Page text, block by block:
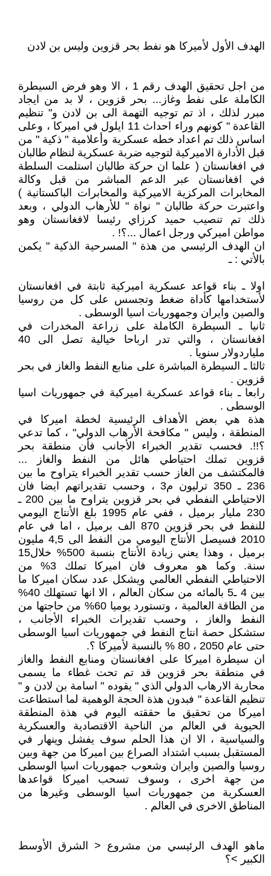
الهدف الأول لأميركا هو نفط بحر قزوين وليس بن لادن
من اجل تحقيق الهدف رقم 1 ، الا وهو فرض السيطرة
الكاملة على نفط وغاز... بحر قزوين ، لا بد من ايجاد
مبرر لذلك ، اذ تم توجيه التهمة الى بن لادن و" تنظيم
القاعدة " كونهم وراء احداث 11 ايلول في اميركا ، وعلى
اساس ذلك تم اعداد خطه عسكرية وأعلامية " ذكية " من
قبل الأدارة الاميركية لتوجيه ضربة عسكرية لنظام طالبان
في افغانستان ( علما ان حركة طالبان استلمت السلطة
في افغانستان عبر الدعم المباشر من قبل وكالة
المخابرات المركزية الاميركية والمخابرات الباكستانية )
واعتبرت حركة طالبان " نواة " للأرهاب الدولي ، وبعد
ذلك تم تنصيب حميد كرزاي رئيسا لافغانستان وهو
مواطن اميركي ورجل اعمال ...؟! .
ان الهدف الرئيسي من هذة " المسرحية الذكية " يكمن
بالأتي : ـ
اولا ـ بناء قواعد عسكرية اميركية ثابتة في افغانستان
لأستخدامها كأداة ضغط وتجسس على كل من روسيا
والصين وايران وجمهوريات اسيا الوسطى .
ثانيا ـ السيطرة الكاملة على زراعة المخدرات في
افغانستان ، والتي تدر ارباحا خيالية تصل الى 40
ملياردولار سنويا .
ثالثا ـ السيطرة المباشرة على منابع النفط والغاز في بحر
قزوين .
رابعا ـ بناء قواعد عسكرية اميركية في جمهوريات اسيا
الوسطى .
هذة هي بعض الأهداف الرئيسية لخطة اميركا في
المنطقة ، وليس " مكافحة الأرهاب الدولي" ، كما تدعي
؟!!. فحسب تقدير الخبراء الأجانب فأن منطقة بحر
قزوين تملك احتياطي هائل من النفط والغاز ...
فالمكتشف من الغاز حسب تقدير الخبراء يتراوح ما بين
236 ـ 350 ترليون م3 ، وحسب تقديراتهم ايضا فان
الاحتياطي النفطي في بحر قزوين يتراوح ما بين 200 ـ
230 مليار برميل ، ففي عام 1995 بلغ الأنتاج اليومي
للنفط في بحر قزوين 870 الف برميل ، اما في عام
2010 فسيصل الأنتاج اليومي من النفط الى 4,5 مليون
برميل ، وهذا يعني زيادة الأنتاج بنسبة 500% خلال15
سنة. وكما هو معروف فان اميركا تملك 3% من
الاحتياطي النفطي العالمي ويشكل عدد سكان اميركا ما
بين 4 ـ5 بالمائه من سكان العالم ، الا انها تستهلك 40%
من الطاقة العالمية ، وتستورد يوميا 60% من حاجتها من
النفط والغاز ، وحسب تقديرات الخبراء الأجانب ،
ستشكل حصة انتاج النفط في جمهوريات اسيا الوسطى
حتى عام 2050 ، 80 % بالنسبة لأميركا ؟.
ان سيطرة اميركا على افغانستان ومنابع النفط والغاز
في منطقة بحر قزوين قد تم تحت غطاء ما يسمى
محاربة الارهاب الدولي الذي " يقوده " اسامة بن لادن و "
تنظيم القاعدة " فبدون هذة الحجة الوهمية لما استطاعت
اميركا من تحقيق ما حققته اليوم في هذة المنطقة
الحيوية في العالم من الناحية الاقتصادية والعسكرية
والسياسية ، الا ان هذا الحلم سوف يفشل وينهار في
المستقبل بسبب اشتداد الصراع بين اميركا من جهة وبين
روسيا والصين وايران وشعوب جمهوريات اسيا الوسطى
من جهة اخرى ، وسوف تسحب اميركا قواعدها
العسكرية من جمهوريات اسيا الوسطى وغيرها من
المناطق الاخرى في العالم .
ماهو الهدف الرئيسي من مشروع < الشرق الأوسط
الكبير >؟